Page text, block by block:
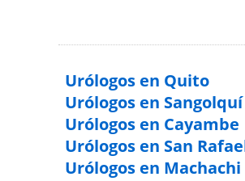
Urólogos en Quito
Urólogos en Sangolquí
Urólogos en Cayambe
Urólogos en San
Urólogos en Machachi